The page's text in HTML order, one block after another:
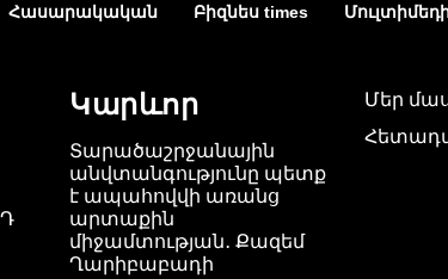
Հասարակական Բիզնես times
Կարևոր
Տարածաշրջանային
անվտանգությունը պետք
է ապահովվի առանց
արտաքին
միջամտության․ Քազեմ
Ղարիբաբադի
Մեր